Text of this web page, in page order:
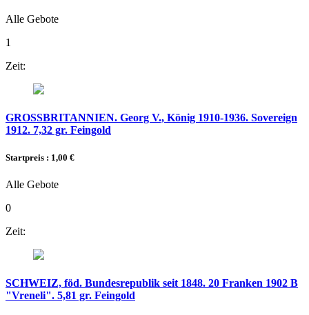
Alle Gebote
1
Zeit:
GROSSBRITANNIEN. Georg V., König 1910-1936. Sovereign
1912. 7,32 gr. Feingold
Startpreis : 1,00 €
Alle Gebote
0
Zeit:
SCHWEIZ, föd. Bundesrepublik seit 1848. 20 Franken 1902 B
"Vreneli". 5,81 gr. Feingold